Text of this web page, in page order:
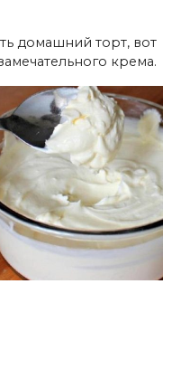
домашний торт, вот
крема.